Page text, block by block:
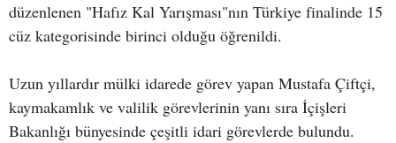
düzenlenen "Hafız Kal Yarışması"nın Türkiye finalinde 15
cüz kategorisinde birinci olduğu öğrenildi.
Uzun yıllardır mülki idarede görev yapan Mustafa Çiftçi,
kaymakamlık ve valilik görevlerinin yanı sıra İçişleri
Bakanlığı bünyesinde çeşitli idari görevlerde bulundu.